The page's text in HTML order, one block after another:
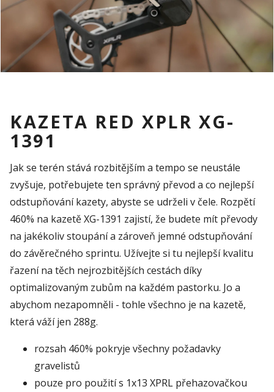
KAZETA RED XPLR XG-
1391
Jak se terén stává rozbitějším a tempo se neustále
zvyšuje, potřebujete ten správný převod a co nejlepší
odstupňování kazety, abyste se udrželi v čele. Rozpětí
460% na kazetě XG-1391 zajistí, že budete mít převody
na jakékoliv stoupání a zároveň jemné odstupňování
do závěrečného sprintu. Užívejte si tu nejlepší kvalitu
řazení na těch nejrozbitějších cestách díky
optimalizovaným zubům na každém pastorku. Jo a
abychom nezapomněli - tohle všechno je na kazetě,
která váží jen 288g.
rozsah 460% pokryje všechny požadavky
gravelistů
pouze pro použití s 1x13 XPRL přehazovačkou